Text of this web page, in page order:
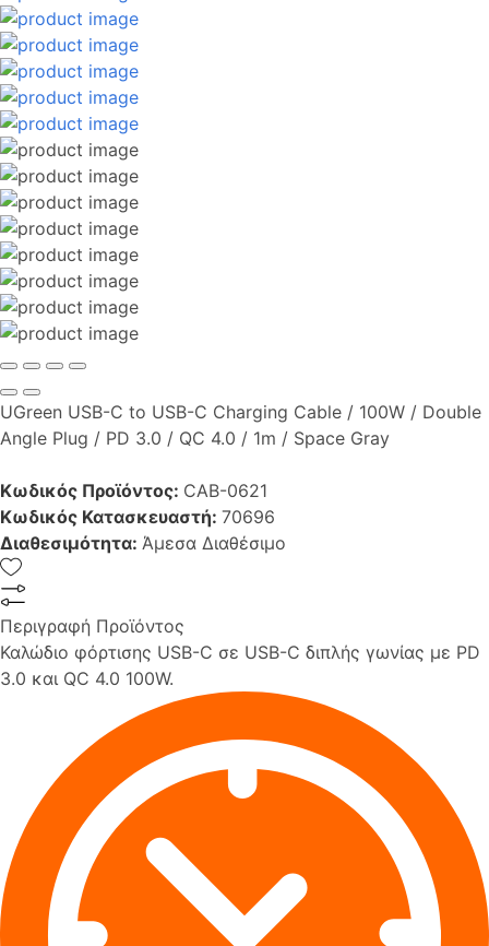
UGreen USB-C to USB-C Charging Cable / 100W / Double
Angle Plug / PD 3.0 / QC 4.0 / 1m / Space Gray
Κωδικός Προϊόντος: CAB-0621
Κωδικός Κατασκευαστή: 70696
Διαθεσιμότητα: Άμεσα Διαθέσιμο
Περιγραφή Προϊόντος
Καλώδιο φόρτισης USB-C σε USB-C διπλής γωνίας με PD
3.0 και QC 4.0 100W.